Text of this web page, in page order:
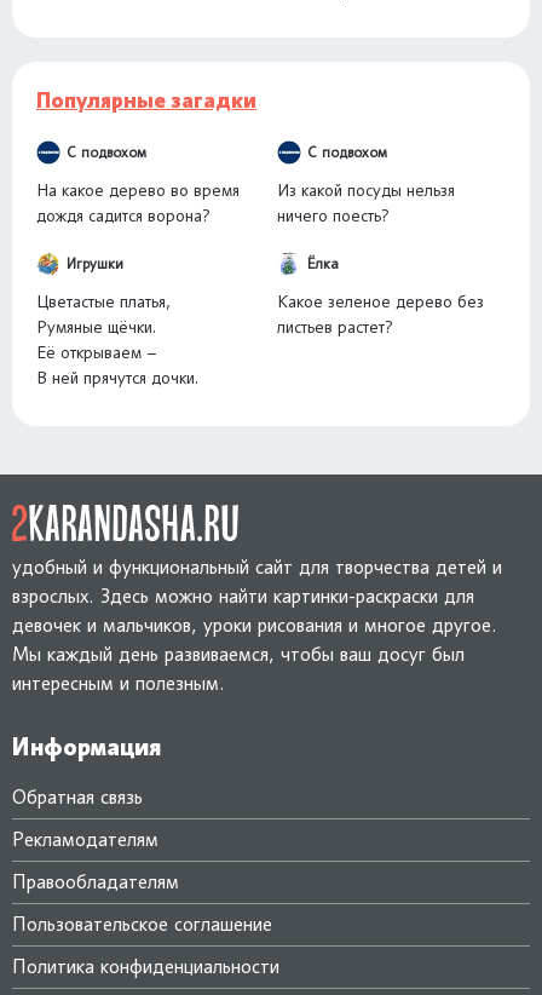
Популярные загадки
С подвохом
На какое дерево во время
дождя садится ворона?
С подвохом
Из какой посуды нельзя
ничего поесть?
Игрушки
Цветастые платья,
Румяные щёчки.
Её открываем –
В ней прячутся дочки.
Ёлка
Какое зеленое дерево без
листьев растет?
удобный и функциональный сайт для творчества детей и
взрослых. Здесь можно найти картинки-раскраски для
девочек и мальчиков, уроки рисования и многое другое.
Мы каждый день развиваемся, чтобы ваш досуг был
интересным и полезным.
Информация
Обратная связь
Рекламодателям
Правообладателям
Пользовательское соглашение
Политика конфиденциальности